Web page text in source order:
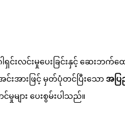
ါရှင်းလင်းမှုပေးခြင်းနှင့် ဆေး
းအားဖြင့် မှတ်ပုံတင်ပြီးသော အပြ
ျား ပေးစွမ်းပါသည်။